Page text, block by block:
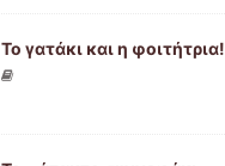
Το γατάκι και η φοιτήτρια!